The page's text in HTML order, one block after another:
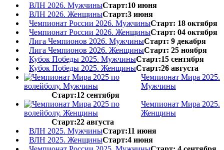
ВЛН 2026. МужчиныСтарт:10 июня
ВЛН 2026. ЖенщиныСтарт:3 июня
Чемпионат России 2026. МужчиныСтарт: 18 октября
Чемпионат России 2026. ЖенщиныСтарт: 04 октября
Лига Чемпионов 2026. МужчиныСтарт: 9 декабря
Лига Чемпионов 2026. ЖенщиныСтарт: 25 ноября
Кубок Победы 2025. МужчиныСтарт:15 сентября
Кубок Победы 2025. ЖенщиныСтарт:26 августа
Чемпионат Мира 2025.
Мужчины
Старт:12 сентября
Чемпионат Мира 2025.
Женщины
Старт:22 августа
ВЛН 2025. МужчиныСтарт:11 июня
ВЛН 2025. ЖенщиныСтарт:4 июня